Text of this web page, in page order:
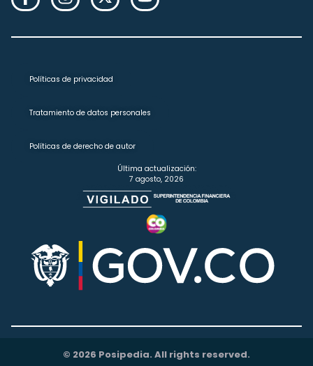
Políticas de privacidad
Tratamiento de datos personales
Políticas de derecho de autor
Última actualización:
7 agosto, 2026
© 2026 Posipedia. All rights reserved.